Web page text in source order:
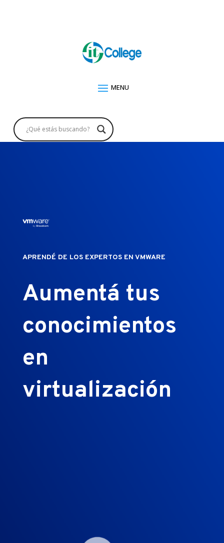
APRENDÉ DE LOS EXPERTOS EN VMWARE
Aumentá tus
conocimientos
en
virtualización